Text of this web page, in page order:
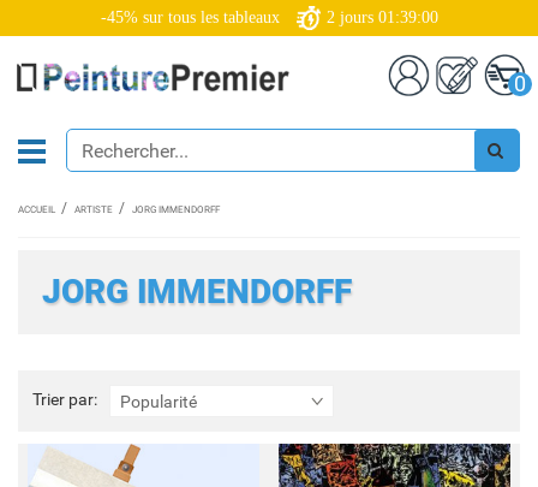
-45% sur tous les tableaux 2 jours 01:39:00
0
ACCUEIL ARTISTE JORG IMMENDORFF
JORG IMMENDORFF
Trier par: Popularité
Trier
par: